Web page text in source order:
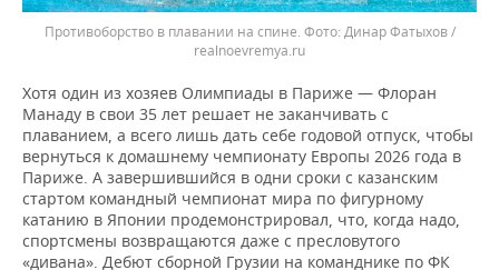
Противоборство в плавании на спине.
Динар Фатыхов /
realnoevremya.ru
Хотя один из хозяев Олимпиады в Париже — Флоран
Манаду в свои 35 лет решает не заканчивать с
плаванием, а всего лишь дать себе годовой отпуск, чтобы
вернуться к домашнему чемпионату Европы 2026 года в
Париже. А завершившийся в одни сроки с казанским
стартом командный чемпионат мира по фигурному
катанию в Японии продемонстрировал, что, когда надо,
спортсмены возвращаются даже с пресловутого
«дивана». Дебют сборной Грузии на команднике по ФК